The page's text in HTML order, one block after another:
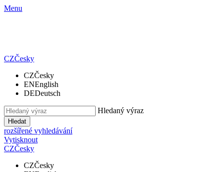
Menu
CZČesky
CZČesky
ENEnglish
DEDeutsch
Hledaný výraz
Hledat
rozšířené vyhledávání
Vytisknout
CZČesky
CZČesky